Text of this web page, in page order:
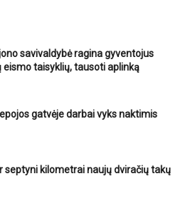
savivaldybė ragina gyventojus
eismo taisyklių, tausoti aplinką
gatvėje darbai vyks naktimis
septyni kilometrai naujų dviračių takų